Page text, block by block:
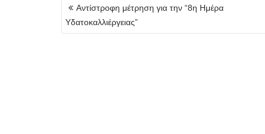
Πλοήγηση
άρθρων
Αντίστροφη μέτρηση για την “8η Ημέρα
Υδατοκαλλιέργειας”